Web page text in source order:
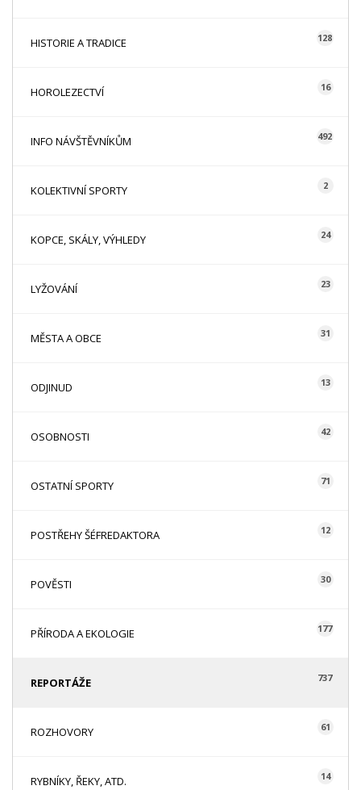
HISTORIE A TRADICE 128
HOROLEZECTVÍ 16
INFO NÁVŠTĚVNÍKŮM 492
KOLEKTIVNÍ SPORTY 2
KOPCE, SKÁLY, VÝHLEDY 24
LYŽOVÁNÍ 23
MĚSTA A OBCE 31
ODJINUD 13
OSOBNOSTI 42
OSTATNÍ SPORTY 71
POSTŘEHY ŠÉFREDAKTORA 12
POVĚSTI 30
PŘÍRODA A EKOLOGIE 177
REPORTÁŽE 737
ROZHOVORY 61
RYBNÍKY, ŘEKY, ATD. 14